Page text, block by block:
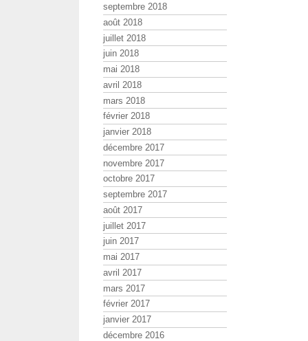
septembre 2018
août 2018
juillet 2018
juin 2018
mai 2018
avril 2018
mars 2018
février 2018
janvier 2018
décembre 2017
novembre 2017
octobre 2017
septembre 2017
août 2017
juillet 2017
juin 2017
mai 2017
avril 2017
mars 2017
février 2017
janvier 2017
décembre 2016